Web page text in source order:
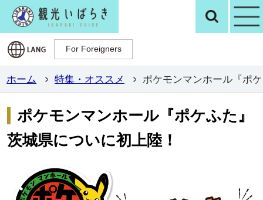
観光いばらき検
For Foreigners
For Foreigners
ホーム 特集・オススメ ポケモンマンホール『ポ
ポケモンマンホール『ポケふた』
茨城県についに初上陸！